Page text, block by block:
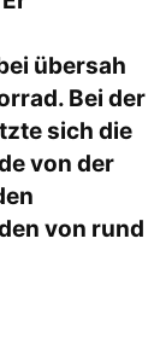
übersah
Bei der
sich die
von der
von rund